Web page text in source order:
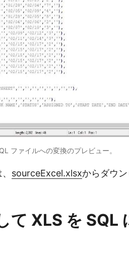
ファイルへの変換のプレビュー。
sourceExcel.xlsxからダウ
て XLS を SQL